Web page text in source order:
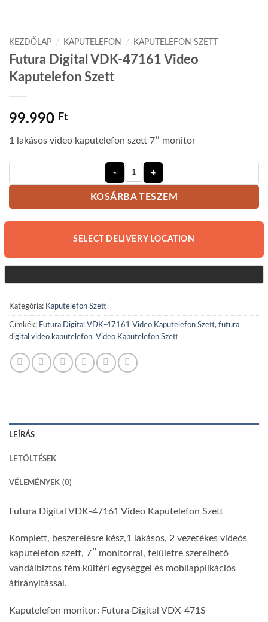
KEZDŐLAP / KAPUTELEFON / KAPUTELEFON SZETT
Futura Digital VDK-47161 Video
Kaputelefon Szett
99.990 Ft
1 lakásos video kaputelefon szett 7″ monitor
Futura Digital VDK-47161 Video
KOSÁRBA TESZEM
SELECT DELIVERY LOCATION
Kategória: Kaputelefon Szett
Címkék: Futura Digital VDK-47161 Video Kaputelefon Szett, futura
digital video kaputelefon, Video Kaputelefon Szett
LEÍRÁS
LETÖLTÉSEK
VÉLEMÉNYEK (0)
Futura Digital VDK-47161 Video Kaputelefon Szett
Komplett, beszerelésre kész,1 lakásos, 2 vezetékes videós
kaputelefon szett, 7″ monitorral, felületre szerelhető
vandálbiztos fém kültéri egységgel és mobilapplikációs
átirányítással.
Kaputelefon monitor: Futura Digital VDX-471S